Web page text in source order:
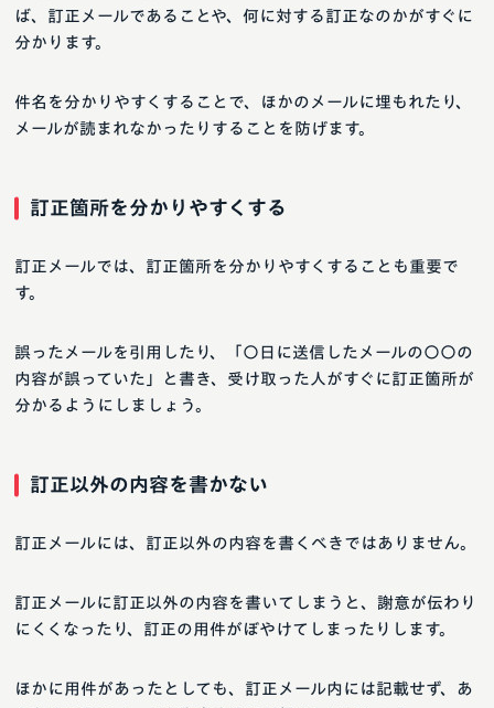
ば、訂正メールであることや、何に対する訂正なのかがすぐに
分かります。
件名を分かりやすくすることで、ほかのメールに埋もれたり、
メールが読まれなかったりすることを防げます。
訂正箇所を分かりやすくする
訂正メールでは、訂正箇所を分かりやすくすることも重要で
す。
誤ったメールを引用したり、「〇日に送信したメールの〇〇の
内容が誤っていた」と書き、受け取った人がすぐに訂正箇所が
分かるようにしましょう。
訂正以外の内容を書かない
訂正メールには、訂正以外の内容を書くべきではありません。
訂正メールに訂正以外の内容を書いてしまうと、謝意が伝わり
にくくなったり、訂正の用件がぼやけてしまったりします。
ほかに用件があったとしても、訂正メール内には記載せず、あ